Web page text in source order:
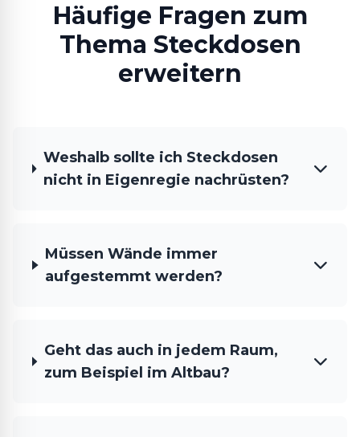
Häufige Fragen zum
Thema Steckdosen
erweitern
Weshalb sollte ich Steckdosen
nicht in Eigenregie nachrüsten?
Müssen Wände immer
aufgestemmt werden?
Geht das auch in jedem Raum,
zum Beispiel im Altbau?